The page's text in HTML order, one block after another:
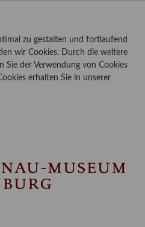
zu gestalten und fortlaufend
wir Cookies. Durch die weitere
Sie der Verwendung von Cookies
erhalten Sie in unserer